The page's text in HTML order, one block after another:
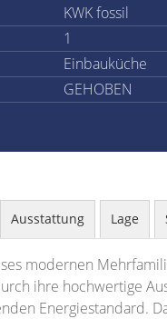
KWK fossil
1
Einbauküche
GEHOBEN
Ausstattung Lage
modernen
ihre hochwertige
Energiestandard.